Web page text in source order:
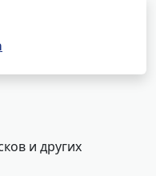
и других